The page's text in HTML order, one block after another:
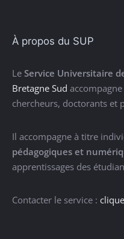
À propos du SUP
Le Service Universitaire
Bretagne Sud
chercheurs, doctorants et
Il accompagne à titre
pédagogiques et
apprentissages des
Contacter le service :